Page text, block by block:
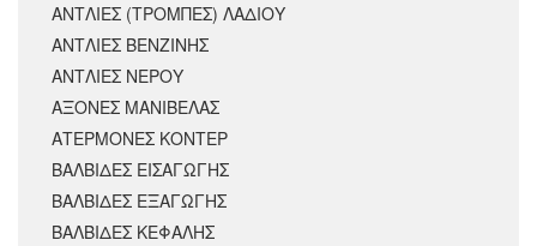
ΑΝΤΛΙΕΣ (ΤΡΟΜΠΕΣ) ΛΑΔΙΟΥ
ΑΝΤΛΙΕΣ ΒΕΝΖΙΝΗΣ
ΑΝΤΛΙΕΣ ΝΕΡΟΥ
ΑΞΟΝΕΣ ΜΑΝΙΒΕΛΑΣ
ΑΤΕΡΜΟΝΕΣ ΚΟΝΤΕΡ
ΒΑΛΒΙΔΕΣ ΕΙΣΑΓΩΓΗΣ
ΒΑΛΒΙΔΕΣ ΕΞΑΓΩΓΗΣ
ΒΑΛΒΙΔΕΣ ΚΕΦΑΛΗΣ